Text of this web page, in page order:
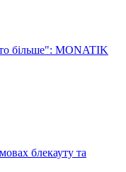
більше": MONATIK
блекауту та